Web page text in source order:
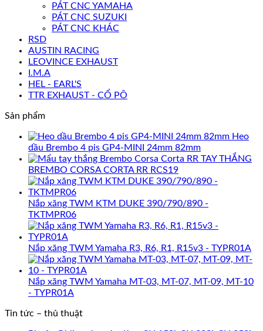
PÁT CNC YAMAHA
PÁT CNC SUZUKI
PÁT CNC KHÁC
RSD
AUSTIN RACING
LEOVINCE EXHAUST
I.M.A
HEL - EARL'S
TTR EXHAUST - CỔ PÔ
Sản phẩm
Heo
dầu Brembo 4 pis GP4-MINI 24mm 82mm
TAY THẮNG
BREMBO CORSA CORTA RR RCS19
Nắp xăng TWM KTM DUKE 390/790/890 -
TKTMPR06
Nắp xăng TWM Yamaha R3, R6, R1, R15v3 - TYPR01A
Nắp xăng TWM Yamaha MT-03, MT-07, MT-09, MT-10
- TYPR01A
Tin tức – thủ thuật